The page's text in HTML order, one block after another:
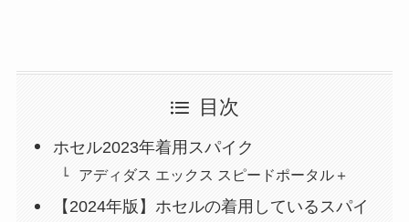
目次
ホセル2023年着用スパイク
アディダス エックス スピードポータル＋
【2024年版】ホセルの着用しているスパイ